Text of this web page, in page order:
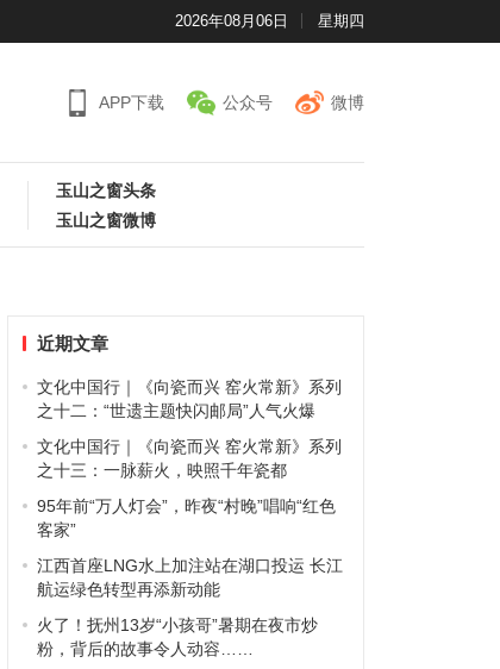
2026年08月06日 星期四
APP下载 公众号 微博
玉山之窗头条
玉山之窗微博
近期文章
文化中国行｜《向瓷而兴 窑火常新》系列
之十二：“世遗主题快闪邮局”人气火爆
文化中国行｜《向瓷而兴 窑火常新》系列
之十三：一脉薪火，映照千年瓷都
95年前“万人灯会”，昨夜“村晚”唱响“红色
客家”
江西首座LNG水上加注站在湖口投运 长江
航运绿色转型再添新动能
火了！抚州13岁“小孩哥”暑期在夜市炒
粉，背后的故事令人动容……